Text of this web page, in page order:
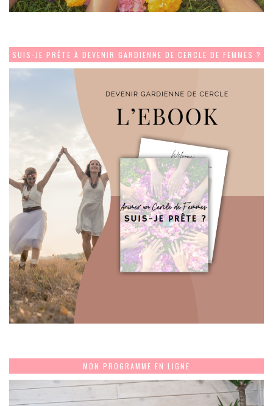
SUIS-JE PRÊTE À DEVENIR GARDIENNE DE CERCLE DE FEMMES ?
MON PROGRAMME EN LIGNE